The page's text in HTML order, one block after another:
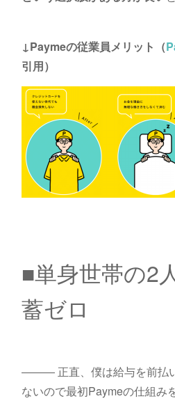
↓Paymeの従業員メリット（
引用）
■単身世帯の2
蓄ゼロ
――― 正直、僕は給与を前払
ないので最初Paymeの仕組み